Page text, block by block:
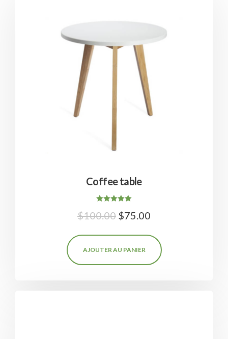
Coffee table
5.00
sur 5
$100.00 $75.00
AJOUTER AU PANIER